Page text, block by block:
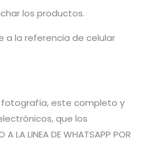
los productos.
a la referencia de celular
fotografía, este completo y
que los
LINEA DE WHATSAPP POR